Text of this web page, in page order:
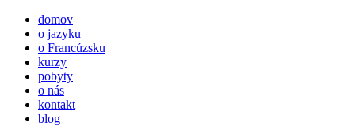
domov
o jazyku
o Francúzsku
kurzy
pobyty
o nás
kontakt
blog